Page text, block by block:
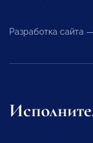
Разработка сайта —